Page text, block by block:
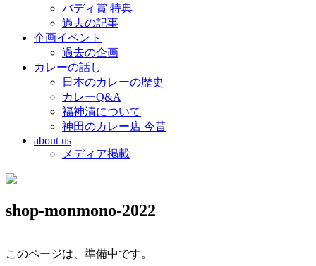
バディ賞 特典
過去の記事
企画イベント
過去の企画
カレーの話し
日本のカレーの歴史
カレーQ&A
福神漬について
神田のカレー店 今昔
about us
メディア掲載
shop-monmono-2022
このページは、準備中です。